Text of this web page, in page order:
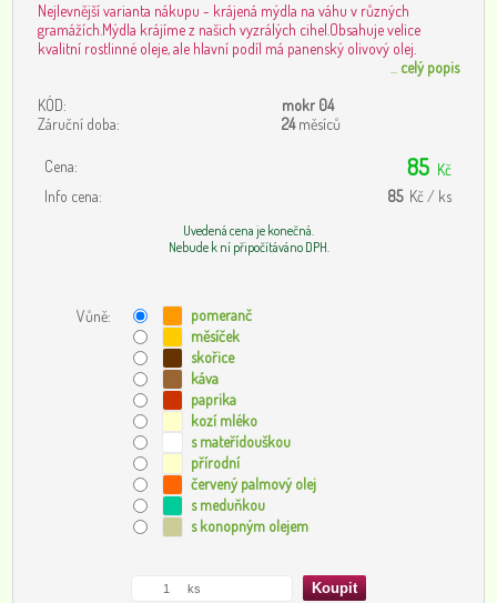
Nejlevnější varianta nákupu - krájená mýdla na váhu v různých
gramážích.Mýdla krájíme z našich vyzrálých cihel.Obsahuje velice
kvalitní rostlinné oleje, ale hlavní podíl má panenský olivový olej.
celý popis
KÓD:
mokr 04
Záruční doba:
24měsíců
Cena: 85 Kč
Info cena:
85 Kč / ks
Uvedená cena je konečná.
Nebude k ní připočítáváno DPH.
Vůně:
pomeranč
měsíček
skořice
káva
paprika
kozí mléko
s mateřídouškou
přírodní
červený palmový olej
s meduňkou
s konopným olejem